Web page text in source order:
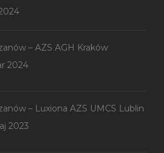
– AZS AGH Kraków
2024
– Luxiona AZS UMCS Lublin
2023